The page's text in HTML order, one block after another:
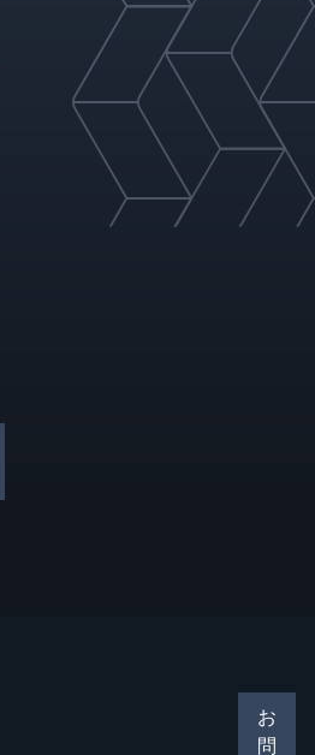
ト、ラ
ンレン
グス、
効率、
ターン
アラウ
行が一
お
問